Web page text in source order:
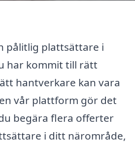
pålitlig plattsättare i
har kommit till rätt
hantverkare kan vara
vår plattform gör det
begära flera offerter
i ditt närområde,